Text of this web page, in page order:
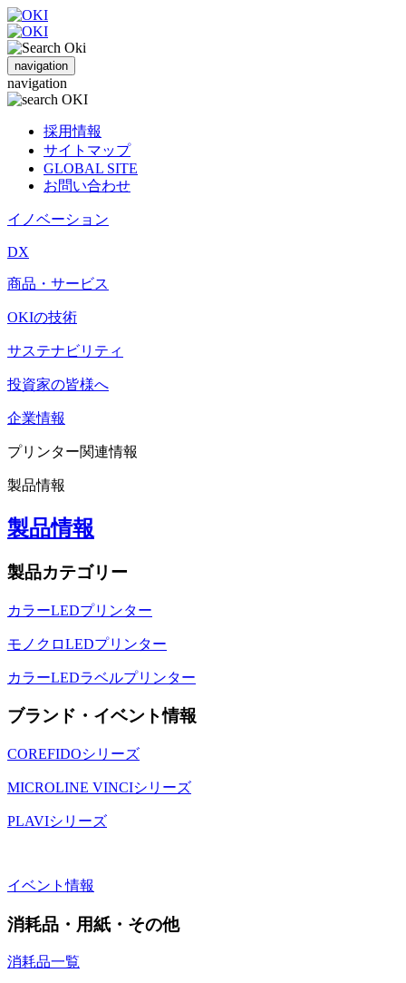
navigation
navigation
採用情報
サイトマップ
GLOBAL SITE
お問い合わせ
イノベーション
DX
商品・サービス
OKIの技術
サステナビリティ
投資家の皆様へ
企業情報
プリンター関連情報
製品情報
製品情報
製品カテゴリー
カラーLEDプリンター
モノクロLEDプリンター
カラーLEDラベルプリンター
ブランド・イベント情報
COREFIDOシリーズ
MICROLINE VINCIシリーズ
PLAVIシリーズ
イベント情報
消耗品・用紙・その他
消耗品一覧